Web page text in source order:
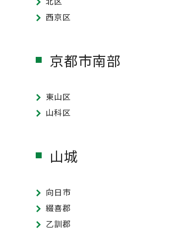
西京区
京都市南部
東山区
山科区
山城
向日市
綴喜郡
乙訓郡